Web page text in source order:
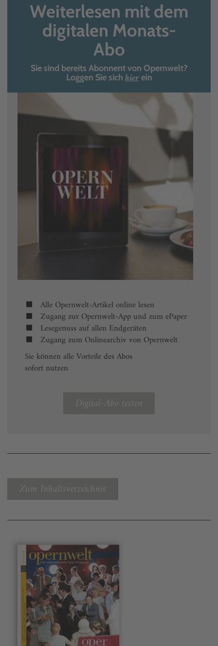
Weiterlesen mit dem
digitalen Monats-
Abo
Sie sind bereits Abonnent von Opernwelt?
Loggen Sie sich hierein
Alle Opernwelt-Artikel online lesen
Zugang zur Opernwelt-App und zum ePaper
Lesegenuss auf allen Endgeräten
Zugang zum Onlinearchiv von Opernwelt
Sie können alle Vorteile des Abos
sofort nutzen
Digital-Abo testen
Zum Inhaltsverzeichnis